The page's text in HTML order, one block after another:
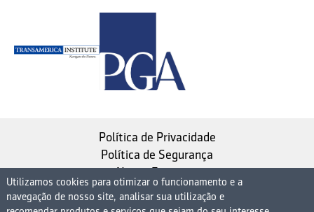
Política de Privacidade
Política de Segurança
Nosso Estatuto
Instituto de Longevidade MAG, uma empresa do
Utilizamos cookies para otimizar o funcionamento e a
navegação de nosso site, analisar sua utilização e